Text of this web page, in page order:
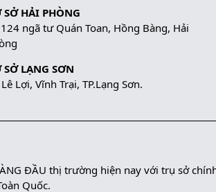
SỞ HẢI PHÒNG
ngã tư Quán Toan, Hồng Bàng, Hải
SỞ LẠNG SƠN
Lợi, Vĩnh Trại, TP.Lạng Sơn.
ĐẦU thị trường hiện nay với trụ sở
Quốc.